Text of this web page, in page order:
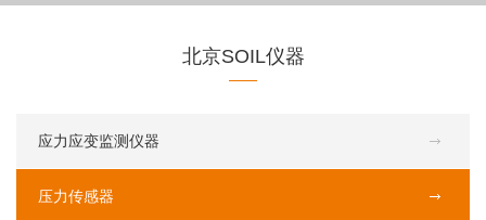
北京SOIL仪器
应力应变监测仪器
压力传感器